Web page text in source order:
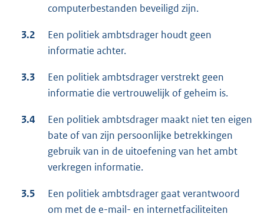
computerbestanden beveiligd zijn.
3.2
Een politiek ambtsdrager houdt geen
informatie achter.
3.3
Een politiek ambtsdrager verstrekt geen
informatie die vertrouwelijk of geheim is.
3.4
Een politiek ambtsdrager maakt niet ten eigen
bate of van zijn persoonlijke betrekkingen
gebruik van in de uitoefening van het ambt
verkregen informatie.
3.5
Een politiek ambtsdrager gaat verantwoord
om met de e-mail- en internetfaciliteiten